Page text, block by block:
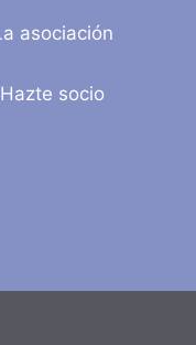
asociación
Hazte socio